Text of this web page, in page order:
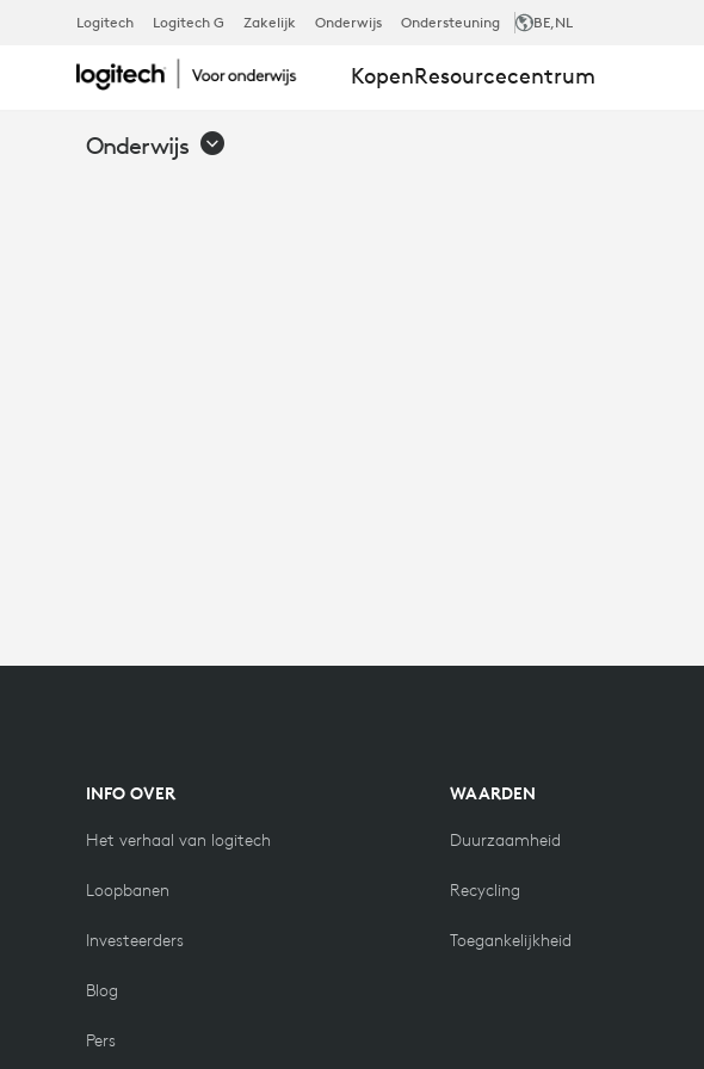
ACHT
INNOVATIEVE
Logitech Logitech G Zakelijk Onderwijs Ondersteuning BE,NL
KopenResourcecentrum
Onderwijs
INFO OVER
Het verhaal van logitech
Loopbanen
Investeerders
Blog
Pers
WAARDEN
Duurzaamheid
Recycling
Toegankelijkheid